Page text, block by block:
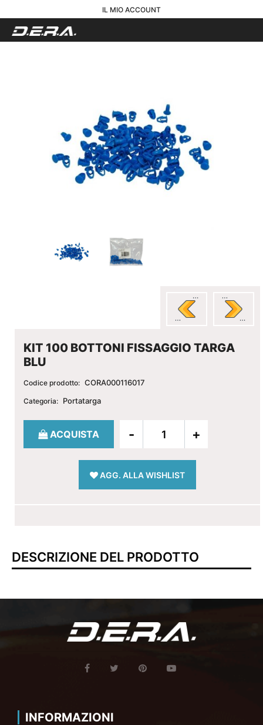
IL MIO ACCOUNT
KIT 100 BOTTONI FISSAGGIO TARGA
BLU
Codice prodotto: CORA000116017
Categoria: Portatarga
Quantità
ACQUISTA
AGG. ALLA WISHLIST
DESCRIZIONE DEL PRODOTTO
INFORMAZIONI